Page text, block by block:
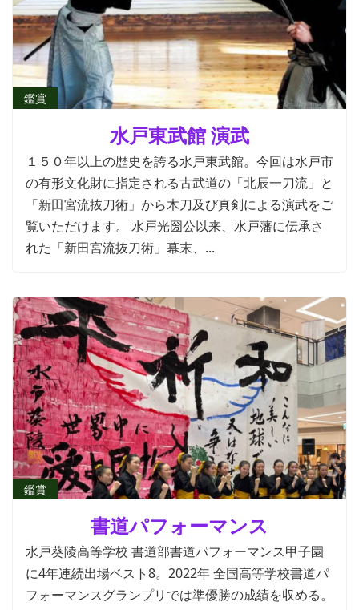
水戸東武館 演武
鑑賞
１５０年以上の歴史を誇る水戸東武館。今回は水戸市
の有形文化財に指定される古武道の「北辰一刀流」と
「新田宮流抜刀術」から木刀及び真剣による演武をご
覧いただけます。 水戸光圀公以来、水戸藩に伝承さ
れた「新田宮流抜刀術」幕末、...
書道パフォーマンス
鑑賞
水戸葵陵高等学校 書道部書道パフォーマンス甲子園
に4年連続出場ベスト8。2022年 全国高等学校書道パ
フォーマンスグランプリでは準優勝の成績を収める。